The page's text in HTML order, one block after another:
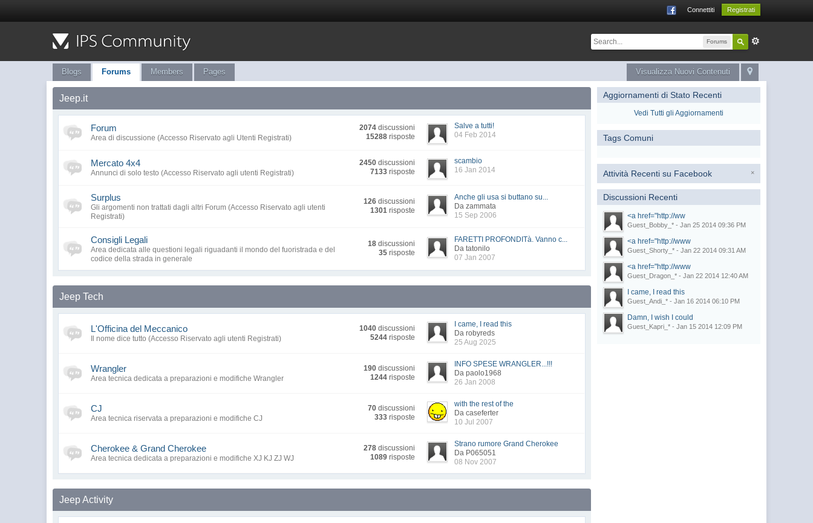
Connettiti Registrati
Forums
Visualizza Nuovi Contenuti
Blogs Forums Members Pages
Jeep.it
Forum
Area di discussione (Accesso Riservato agli Utenti Registrati)
2074 discussioni
15288 risposte
Salve a tutti!
04 Feb 2014
Mercato 4x4
Annunci di solo testo (Accesso Riservato agli utenti Registrati)
2450 discussioni
7133 risposte
scambio
16 Jan 2014
Surplus
Gli argomenti non trattati dagli altri Forum (Accesso Riservato agli utenti
Registrati)
126 discussioni
1301 risposte
Anche gli usa si buttano su...
Da zammata
15 Sep 2006
Consigli Legali
Area dedicata alle questioni legali riguadanti il mondo del fuoristrada e del
codice della strada in generale
18 discussioni
35 risposte
FARETTI PROFONDITà. Vanno c...
Da tatonilo
07 Jan 2007
Jeep Tech
L'Officina del Meccanico
Il nome dice tutto (Accesso Riservato agli utenti Registrati)
1040 discussioni
5244 risposte
I came, I read this
Da robyreds
25 Aug 2025
Wrangler
Area tecnica dedicata a preparazioni e modifiche Wrangler
190 discussioni
1244 risposte
INFO SPESE WRANGLER...!!!
Da paolo1968
26 Jan 2008
CJ
Area tecnica riservata a preparazioni e modifiche CJ
70 discussioni
333 risposte
with the rest of the
Da caseferter
10 Jul 2007
Cherokee & Grand Cherokee
Area tecnica dedicata a preparazioni e modifiche XJ KJ ZJ WJ
278 discussioni
1089 risposte
Strano rumore Grand Cherokee
Da P065051
08 Nov 2007
Jeep Activity
Aggiornamenti di Stato Recenti
Vedi Tutti gli Aggiornamenti
Tags Comuni
×
Attività Recenti su Facebook
Discussioni Recenti
<a href="http://ww
Guest_Bobby_* - Jan 25 2014 09:36 PM
<a href="http://www
Guest_Shorty_* - Jan 22 2014 09:31 AM
<a href="http://www
Guest_Dragon_* - Jan 22 2014 12:40 AM
I came, I read this
Guest_Andi_* - Jan 16 2014 06:10 PM
Damn, I wish I could
Guest_Kapri_* - Jan 15 2014 12:09 PM